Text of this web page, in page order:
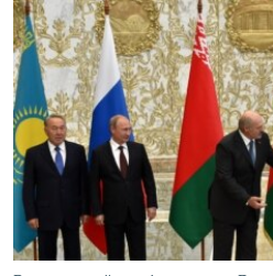
ТЕЛЕПРОЕКТ КРЫМ.РЕАЛИИ
СОВЕТЫ ПРАВОЗАЩИТНИКОВ
ПРОПАВШИЕ БЕЗ ВЕСТИ
ПОБЕДИТЕЛЕЙ НЕ СУДЯТ?
КРЫМ.НЕПОКОРЕННЫЙ
УКРАИНСКАЯ ПРОБЛЕМА КРЫМА
Українською
Qırımtatar
ПРИСОЕДИНЯЙТЕСЬ!